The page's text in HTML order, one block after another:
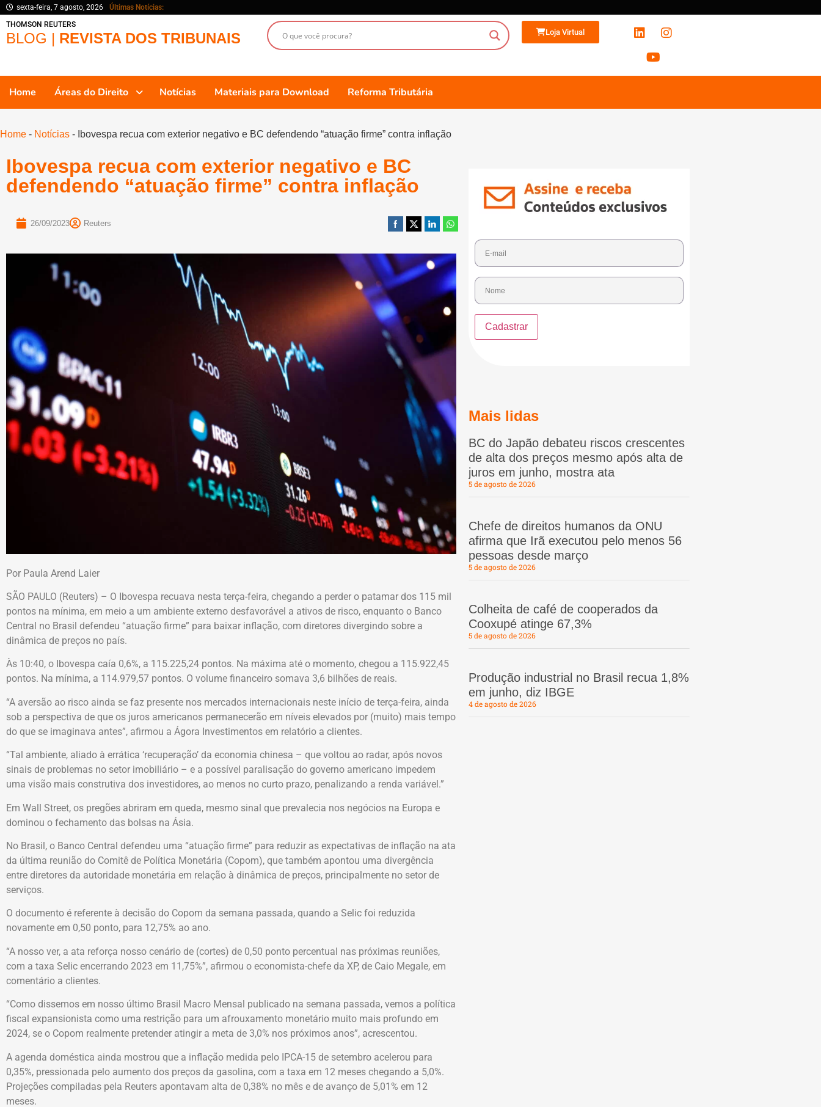
sexta-feira, 7 agosto, 2026
Últimas Notícias:
THOMSON REUTERS
BLOG | REVISTA DOS TRIBUNAIS Loja Virtual
Home Áreas do Direito Notícias Materiais para Download Reforma Tributária
Home - Notícias - Ibovespa recua com exterior negativo e BC defendendo “atuação firme” contra inflação
Ibovespa recua com exterior negativo e BC
defendendo “atuação firme” contra inflação
26/09/2023 Reuters
Por Paula Arend Laier
SÃO PAULO (Reuters) – O Ibovespa recuava nesta terça-feira, chegando a perder o patamar dos 115 mil
pontos na mínima, em meio a um ambiente externo desfavorável a ativos de risco, enquanto o Banco
Central no Brasil defendeu “atuação firme” para baixar inflação, com diretores divergindo sobre a
dinâmica de preços no país.
Às 10:40, o Ibovespa caía 0,6%, a 115.225,24 pontos. Na máxima até o momento, chegou a 115.922,45
pontos. Na mínima, a 114.979,57 pontos. O volume financeiro somava 3,6 bilhões de reais.
“A aversão ao risco ainda se faz presente nos mercados internacionais neste início de terça-feira, ainda
sob a perspectiva de que os juros americanos permanecerão em níveis elevados por (muito) mais tempo
do que se imaginava antes”, afirmou a Ágora Investimentos em relatório a clientes.
“Tal ambiente, aliado à errática ‘recuperação’ da economia chinesa – que voltou ao radar, após novos
sinais de problemas no setor imobiliário – e a possível paralisação do governo americano impedem
uma visão mais construtiva dos investidores, ao menos no curto prazo, penalizando a renda variável.”
Em Wall Street, os pregões abriram em queda, mesmo sinal que prevalecia nos negócios na Europa e
dominou o fechamento das bolsas na Ásia.
No Brasil, o Banco Central defendeu uma “atuação firme” para reduzir as expectativas de inflação na ata
da última reunião do Comitê de Política Monetária (Copom), que também apontou uma divergência
entre diretores da autoridade monetária em relação à dinâmica de preços, principalmente no setor de
serviços.
O documento é referente à decisão do Copom da semana passada, quando a Selic foi reduzida
novamente em 0,50 ponto, para 12,75% ao ano.
“A nosso ver, a ata reforça nosso cenário de (cortes) de 0,50 ponto percentual nas próximas reuniões,
com a taxa Selic encerrando 2023 em 11,75%”, afirmou o economista-chefe da XP, de Caio Megale, em
comentário a clientes.
“Como dissemos em nosso último Brasil Macro Mensal publicado na semana passada, vemos a política
fiscal expansionista como uma restrição para um afrouxamento monetário muito mais profundo em
2024, se o Copom realmente pretender atingir a meta de 3,0% nos próximos anos”, acrescentou.
A agenda doméstica ainda mostrou que a inflação medida pelo IPCA-15 de setembro acelerou para
0,35%, pressionada pelo aumento dos preços da gasolina, com a taxa em 12 meses chegando a 5,0%.
Projeções compiladas pela Reuters apontavam alta de 0,38% no mês e de avanço de 5,01% em 12
meses.
Mais lidas
BC do Japão debateu riscos crescentes
de alta dos preços mesmo após alta de
juros em junho, mostra ata
5 de agosto de 2026
Chefe de direitos humanos da ONU
afirma que Irã executou pelo menos 56
pessoas desde março
5 de agosto de 2026
Colheita de café de cooperados da
Cooxupé atinge 67,3%
5 de agosto de 2026
Produção industrial no Brasil recua 1,8%
em junho, diz IBGE
4 de agosto de 2026